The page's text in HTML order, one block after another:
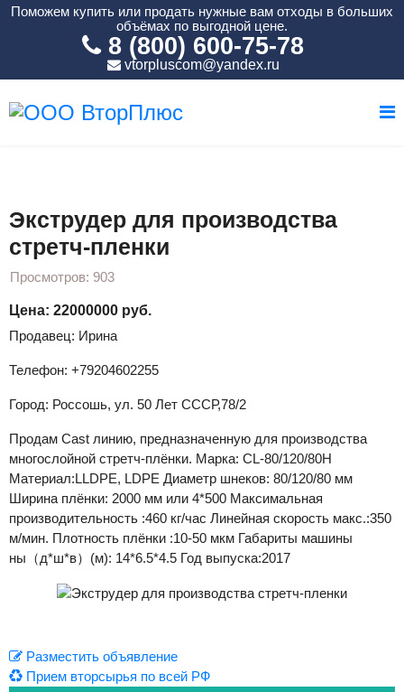
Поможем купить или продать нужные вам отходы в больших
объёмах по выгодной цене.
8 (800) 600-75-78
vtorpluscom@yandex.ru
Экструдер для производства
стретч-пленки
Просмотров: 903
Цена: 22000000 руб.
Продавец: Ирина
Телефон: +79204602255
Город: Россошь, ул. 50 Лет СССР,78/2
Продам Cast линию, предназначенную для производства
многослойной стретч-плёнки. Марка: CL-80/120/80H
Материал:LLDPE, LDPE Диаметр шнеков: 80/120/80 мм
Ширина плёнки: 2000 мм или 4*500 Максимальная
производительность :460 кг/час Линейная скорость макс.:350
м/мин. Плотность плёнки :10-50 мкм Габариты машины
ны（д*ш*в）(м): 14*6.5*4.5 Год выпуска:2017
Разместить объявление
Прием вторсырья по всей РФ